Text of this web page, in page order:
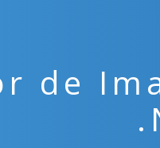
de